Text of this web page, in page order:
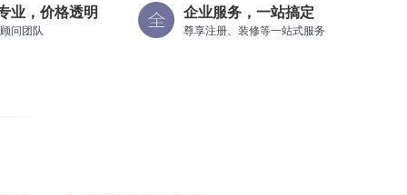
业，价格透明
问团队
企业服务，一站搞定
尊享注册、装修等一站式服务